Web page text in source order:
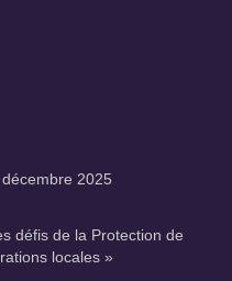
2025
défis de la Protection de
locales »